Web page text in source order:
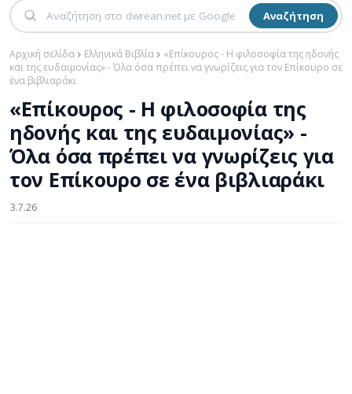
Αναζήτηση
Αρχική σελίδα Ελληνικά Βιβλία
«Επίκουρος - Η φιλοσοφία της ηδονής
και της ευδαιμονίας» - Όλα όσα πρέπει να γνωρίζεις για τον Επίκουρο σε
ένα βιβλιαράκι
«Επίκουρος - Η φιλοσοφία της
ηδονής και της ευδαιμονίας» -
Όλα όσα πρέπει να γνωρίζεις για
τον Επίκουρο σε ένα βιβλιαράκι
3.7.26